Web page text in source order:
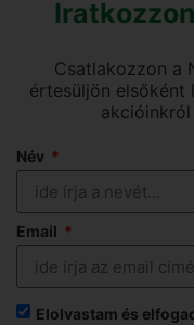
Csatlakozzon a
értesüljön elsőként
Név
Email
Elolvastam és